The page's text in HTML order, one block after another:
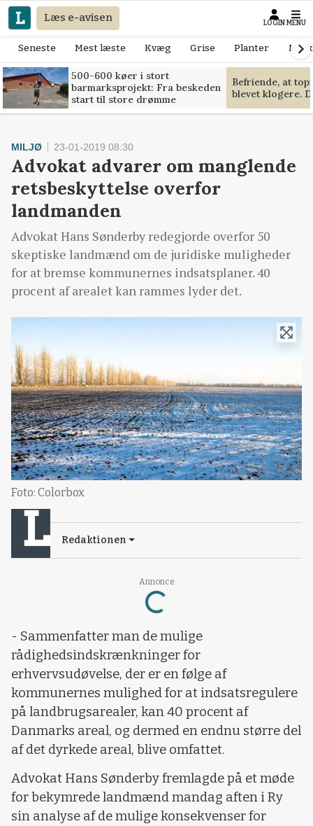
Læs e-avisen LOGIN MENU
Seneste Mest læste Kvæg Grise Planter
500-600 køer i stort
barmarksprojekt: Fra beskeden
start til store drømme
Befriende, at
blevet klogere.
Annonce
Loading...
MILJØ 23-01-2019 08:30
Advokat advarer om manglende
retsbeskyttelse overfor
landmanden
Advokat Hans Sønderby redegjorde overfor 50
skeptiske landmænd om de juridiske muligheder
for at bremse kommunernes indsatsplaner. 40
procent af arealet kan rammes lyder det.
Foto: Colorbox
Redaktionen
- Sammenfatter man de mulige
rådighedsindskrænkninger for
erhvervsudøvelse, der er en følge af
kommunernes mulighed for at indsatsregulere
på landbrugsarealer, kan 40 procent af
Danmarks areal, og dermed en endnu større del
af det dyrkede areal, blive omfattet.
Advokat Hans Sønderby fremlagde på et møde
for bekymrede landmænd mandag aften i Ry
sin analyse af de mulige konsekvenser for